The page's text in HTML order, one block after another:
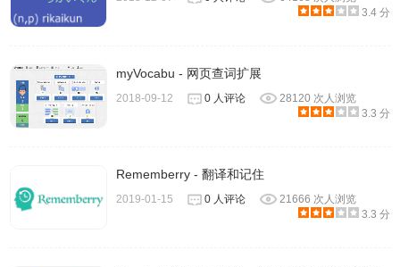
3.4 分
myVocabu - 网页查词扩展
2018-09-12 0 人评论
28120 次人浏览
3.3 分
Rememberry - 翻译和记住
2019-01-15 0 人评论
21666 次人浏览
3.3 分